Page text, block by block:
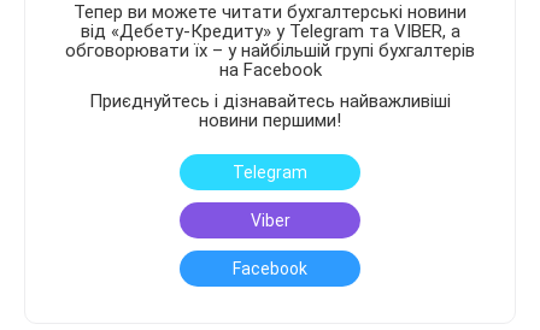
Тепер ви можете читати бухгалтерські новини
від «Дебету-Кредиту» у Telegram та VIBER, а
обговорювати їх – у найбільшій групі бухгалтерів
на Facebook
Приєднуйтесь і дізнавайтесь найважливіші
новини першими!
Telegram
Viber
Facebook